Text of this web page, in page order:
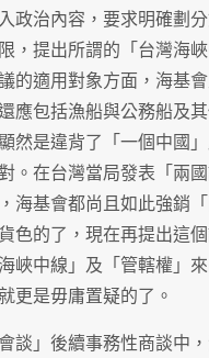
政治內容，要求明確劃
，提出所謂的「台灣海
的適用對象方面，海基
應包括漁船與公務船及
然是違背了「一個中國
。在台灣當局發表「兩
海基會都尚且如此強銷
色的了，現在再提出這
峽中線」及「管轄權」
更是毋庸置疑的了。
談」後續事務性商談中